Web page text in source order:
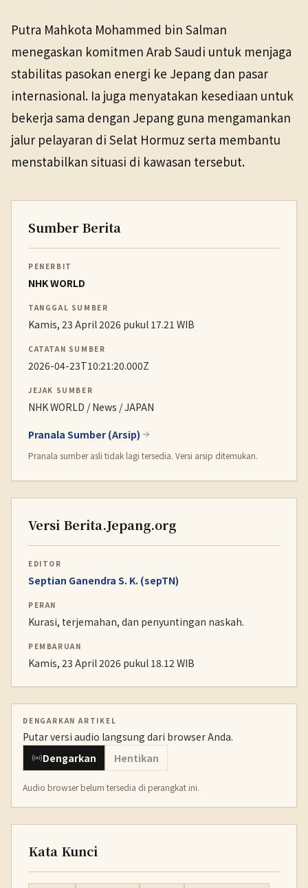
Putra Mahkota Mohammed bin Salman
menegaskan komitmen Arab Saudi untuk menjaga
stabilitas pasokan energi ke Jepang dan pasar
internasional. Ia juga menyatakan kesediaan untuk
bekerja sama dengan Jepang guna mengamankan
jalur pelayaran di Selat Hormuz serta membantu
menstabilkan situasi di kawasan tersebut.
Sumber Berita
PENERBIT
NHK WORLD
TANGGAL SUMBER
Kamis, 23 April 2026 pukul 17.21 WIB
CATATAN SUMBER
2026-04-23T10:21:20.000Z
JEJAK SUMBER
NHK WORLD / News / JAPAN
Pranala Sumber (Arsip)
Pranala sumber asli tidak lagi tersedia. Versi arsip ditemukan.
Versi Berita.Jepang.org
EDITOR
Septian Ganendra S. K. (sepTN)
PERAN
Kurasi, terjemahan, dan penyuntingan naskah.
PEMBARUAN
Kamis, 23 April 2026 pukul 18.12 WIB
DENGARKAN ARTIKEL
Putar versi audio langsung dari browser Anda.
Dengarkan
Hentikan
Audio browser belum tersedia di perangkat ini.
Kata Kunci